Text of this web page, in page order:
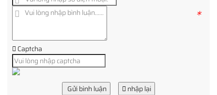
*
Captcha
Gửi bình luận nhập lại